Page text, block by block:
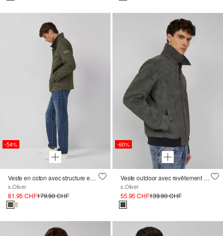
-54%
Veste en coton avec structure en sergé et poches plaquées
s.Oliver
81.95 CHF179.90 CHF
-60%
Veste outdoor avec revêtement et fermeture à glissière en métal
s.Oliver
55.95 CHF139.90 CHF